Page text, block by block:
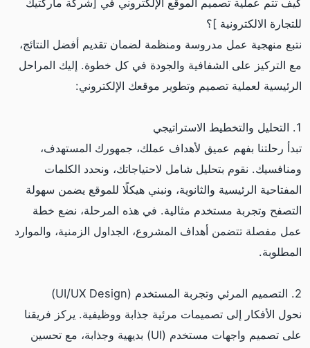
كيف تتم عملية تصميم الموقع الإلكتروني في [شركة ماركتيك
للتجارة الالكترونية ]؟
نتبع منهجية عمل مدروسة ومنظمة لضمان تقديم أفضل النتائج،
مع التركيز على الشفافية والجودة في كل خطوة. إليك المراحل
الرئيسية لعملية تصميم وتطوير موقعك الإلكتروني:
1. التحليل والتخطيط الاستراتيجي
تبدأ رحلتنا بفهم عميق لأهداف عملك، جمهورك المستهدف،
ومنافسيك. نقوم بتحليل شامل لاحتياجاتك، ونحدد الكلمات
المفتاحية الرئيسية والثانوية، ونبني هيكلًا للموقع يضمن سهولة
التصفح وتجربة مستخدم مثالية. في هذه المرحلة، نضع خطة
عمل مفصلة تتضمن أهداف المشروع، الجداول الزمنية، والموارد
المطلوبة.
2. التصميم المرئي وتجربة المستخدم (UI/UX Design)
نحول الأفكار إلى تصميمات مرئية جذابة ووظيفية. يركز فريقنا
على تصميم واجهات مستخدم (UI) بديهية وجذابة، مع تحسين